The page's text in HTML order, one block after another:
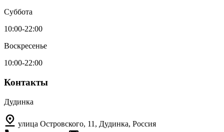
Суббота
10:00-22:00
Воскресенье
10:00-22:00
Контакты
Дудинка
улица Островского, 11, Дудинка, Россия